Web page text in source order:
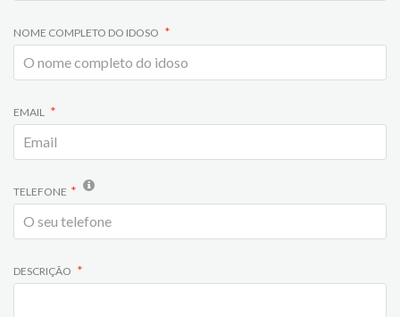
NOME COMPLETO DO IDOSO
EMAIL
TELEFONE
DESCRIÇÃO